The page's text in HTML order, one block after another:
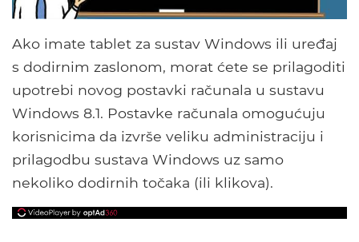
Ako imate tablet za sustav Windows ili uređaj
s dodirnim zaslonom, morat ćete se prilagoditi
upotrebi novog postavki računala u sustavu
Windows 8.1. Postavke računala omogućuju
korisnicima da izvrše veliku administraciju i
prilagodbu sustava Windows uz samo
nekoliko dodirnih točaka (ili klikova).